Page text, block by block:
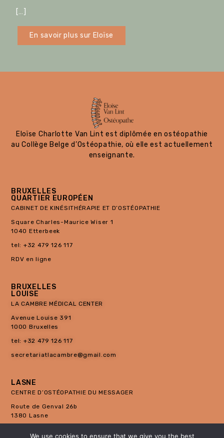
[…]
En savoir plus sur Eloïse
Eloïse Charlotte Van Lint est diplômée en ostéopathie
au Collège Belge d’Ostéopathie, où elle est actuellement
enseignante.
BRUXELLES
QUARTIER EUROPÉEN
CABINET DE KINÉSITHÉRAPIE ET D’OSTÉOPATHIE
Square Charles-Maurice Wiser 1
1040 Etterbeek
tel: +32 479 126 117
RDV en ligne
BRUXELLES
LOUISE
LA CAMBRE MÉDICAL CENTER
Avenue Louise 391
1000 Bruxelles
tel: +32 479 126 117
secretariatlacambre@gmail.com
LASNE
CENTRE D’OSTÉOPATHIE DU MESSAGER
Route de Genval 26b
1380 Lasne
We use cookies to ensure that we give you the best